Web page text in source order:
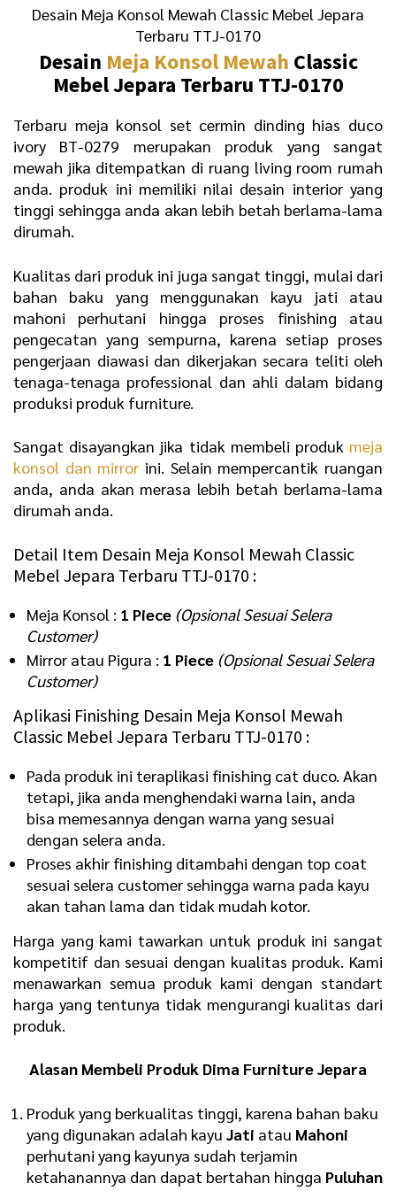
Desain Meja Konsol Mewah Classic Mebel Jepara
Terbaru TTJ-0170
Desain Meja Konsol Mewah Classic
Mebel Jepara Terbaru TTJ-0170
Terbaru meja konsol set cermin dinding hias duco
ivory BT-0279 merupakan produk yang sangat
mewah jika ditempatkan di ruang living room rumah
anda. produk ini memiliki nilai desain interior yang
tinggi sehingga anda akan lebih betah berlama-lama
dirumah.
Kualitas dari produk ini juga sangat tinggi, mulai dari
bahan baku yang menggunakan kayu jati atau
mahoni perhutani hingga proses finishing atau
pengecatan yang sempurna, karena setiap proses
pengerjaan diawasi dan dikerjakan secara teliti oleh
tenaga-tenaga professional dan ahli dalam bidang
produksi produk furniture.
Sangat disayangkan jika tidak membeli produk meja
konsol dan mirror ini. Selain mempercantik ruangan
anda, anda akan merasa lebih betah berlama-lama
dirumah anda.
Detail Item Desain Meja Konsol Mewah Classic
Mebel Jepara Terbaru TTJ-0170 :
Meja Konsol : 1 Piece (Opsional Sesuai Selera
Customer)
Mirror atau Pigura : 1 Piece (Opsional Sesuai Selera
Customer)
Aplikasi Finishing Desain Meja Konsol Mewah
Classic Mebel Jepara Terbaru TTJ-0170 :
Pada produk ini teraplikasi finishing cat duco. Akan
tetapi, jika anda menghendaki warna lain, anda
bisa memesannya dengan warna yang sesuai
dengan selera anda.
Proses akhir finishing ditambahi dengan top coat
sesuai selera customer sehingga warna pada kayu
akan tahan lama dan tidak mudah kotor.
Harga yang kami tawarkan untuk produk ini sangat
kompetitif dan sesuai dengan kualitas produk. Kami
menawarkan semua produk kami dengan standart
harga yang tentunya tidak mengurangi kualitas dari
produk.
Alasan Membeli Produk Dima Furniture Jepara
Produk yang berkualitas tinggi, karena bahan baku
yang digunakan adalah kayu Jati atau Mahoni
perhutani yang kayunya sudah terjamin
ketahanannya dan dapat bertahan hingga Puluhan